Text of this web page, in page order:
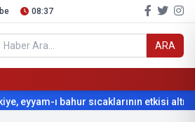
08:37
ARA
eyyam-ı bahur sıcaklarının etkisi